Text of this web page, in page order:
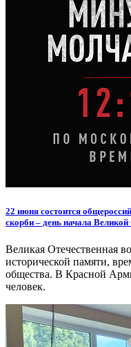
22 июня состоится
скорби – день начала
Великая Отечественная
исторической памяти,
общества. В Красной
человек.